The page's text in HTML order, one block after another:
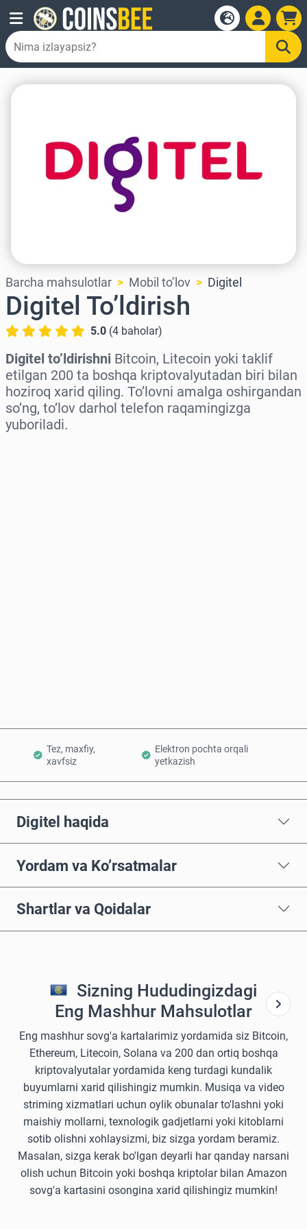
Barcha mahsulotlar Mobil to’lov Digitel
Digitel To’ldirish
5.0 (4 baholar)
Digitel to’ldirishni Bitcoin, Litecoin yoki taklif
etilgan 200 ta boshqa kriptovalyutadan biri bilan
hoziroq xarid qiling. To’lovni amalga oshirgandan
so’ng, to’lov darhol telefon raqamingizga
yuboriladi.
Tez, maxfiy,
xavfsiz
Elektron pochta orqali
yetkazish
Digitel haqida
Yordam va Ko’rsatmalar
Shartlar va Qoidalar
Sizning Hududingizdagi
Eng Mashhur Mahsulotlar
Eng mashhur sovg'a kartalarimiz yordamida siz Bitcoin,
Ethereum, Litecoin, Solana va 200 dan ortiq boshqa
kriptovalyutalar yordamida keng turdagi kundalik
buyumlarni xarid qilishingiz mumkin. Musiqa va video
striming xizmatlari uchun oylik obunalar to'lashni yoki
maishiy mollarni, texnologik gadjetlarni yoki kitoblarni
sotib olishni xohlaysizmi, biz sizga yordam beramiz.
Masalan, sizga kerak bo'lgan deyarli har qanday narsani
olish uchun Bitcoin yoki boshqa kriptolar bilan Amazon
sovg'a kartasini osongina xarid qilishingiz mumkin!